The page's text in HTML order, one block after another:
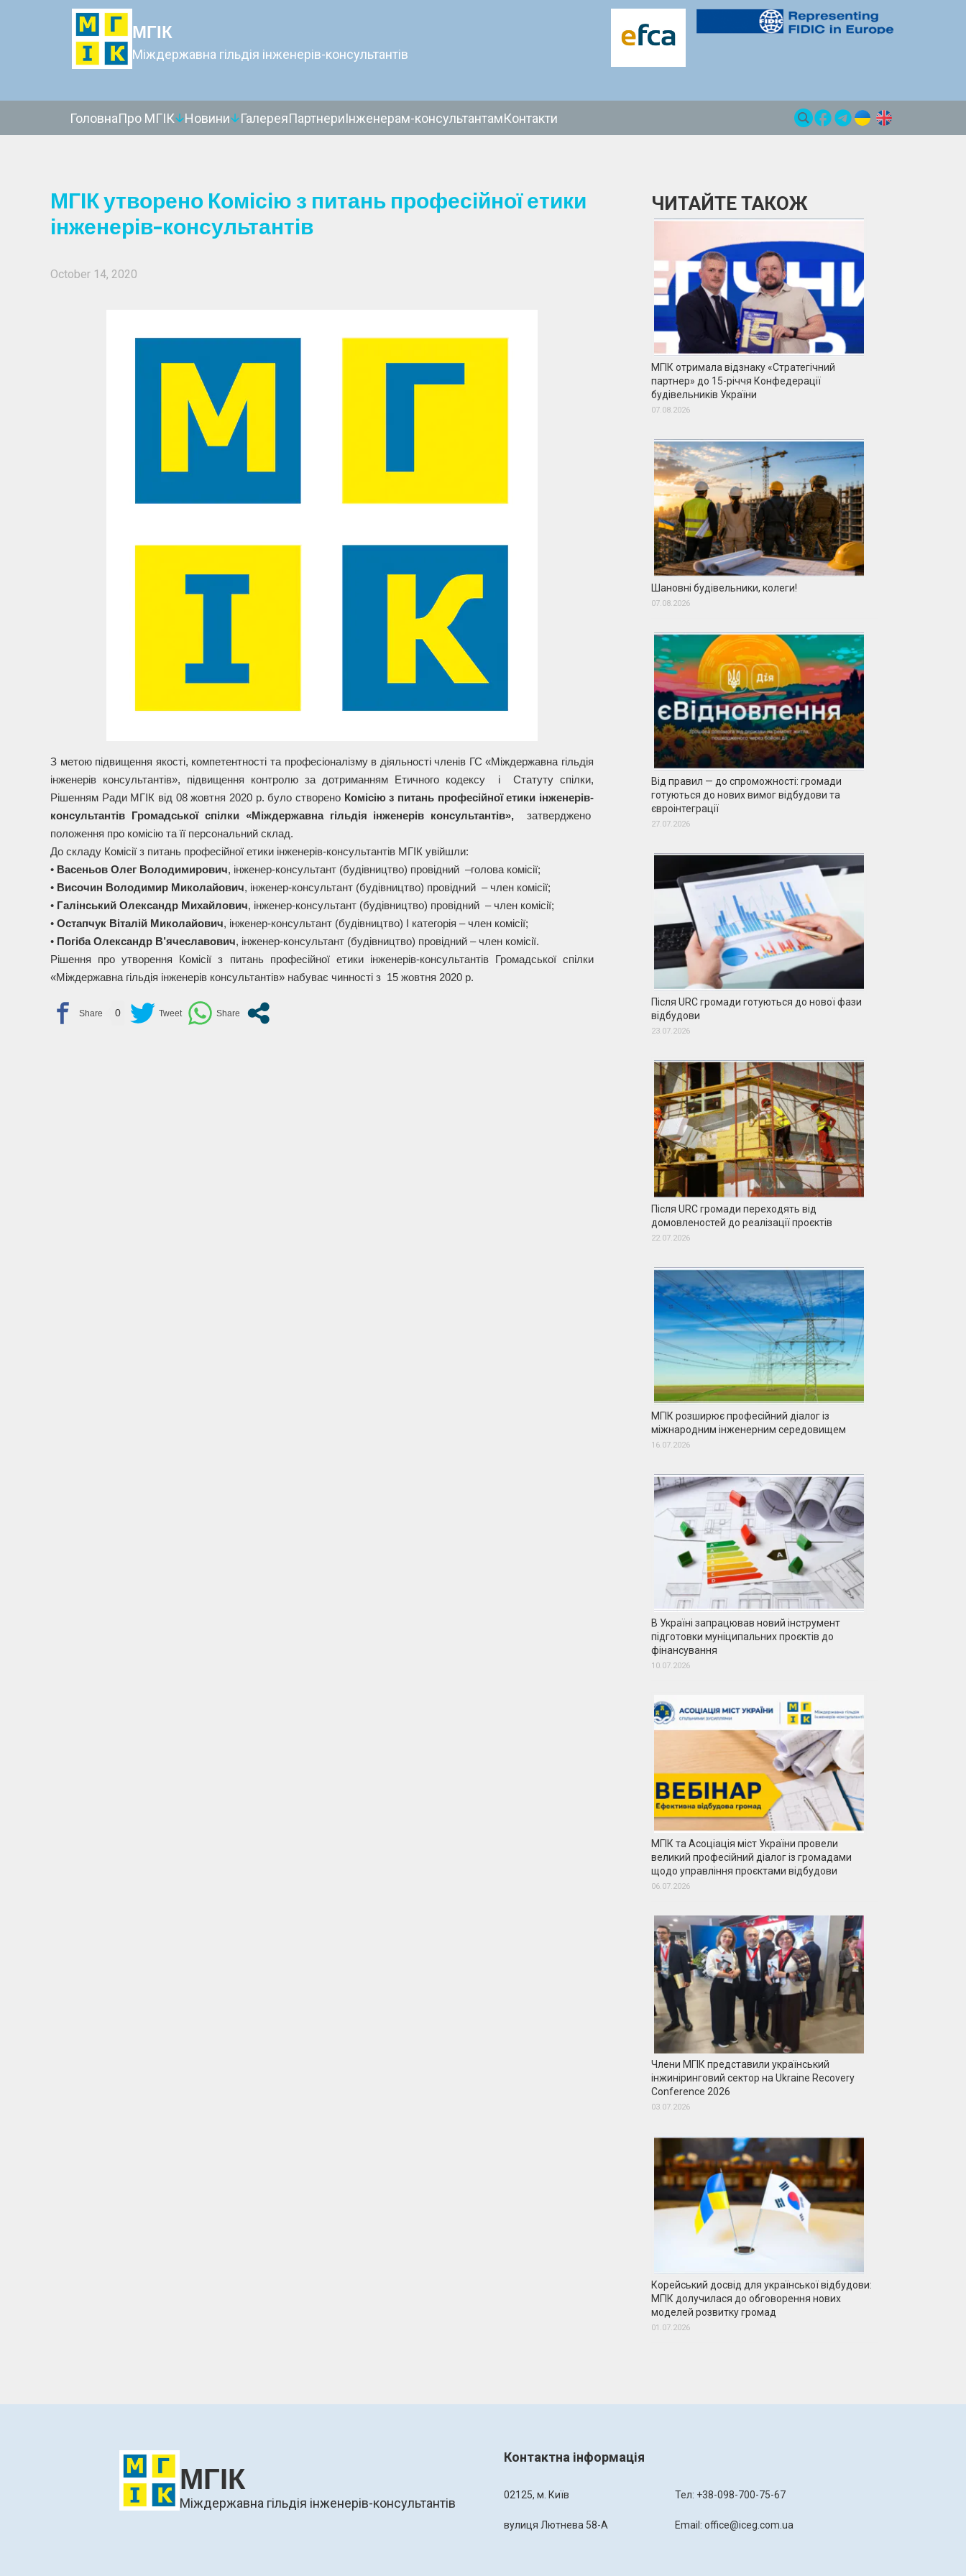
МГІК
Міждержавна гільдія інженерів-консультантів
ГоловнаПро МГІК Новини ГалереяПартнериІнженерам-консультантамКонтакти
МГІК утворено Комісію з питань професійної етики
інженерів-консультантів
October 14, 2020
З метою підвищення якості, компетентності та професіоналізму в діяльності членів ГС «Міждержавна гільдія
інженерів консультантів», підвищення контролю за дотриманням Етичного кодексу і Статуту спілки,
Рішенням Ради МГІК від 08 жовтня 2020 р. було створено Комісію з питань професійної етики інженерів-
консультантів Громадської спілки «Міждержавна гільдія інженерів консультантів»,
затверджено
положення про комісію та її персональний склад.
До складу Комісії з питань професійної етики інженерів-консультантів МГІК увійшли:
• Васеньов Олег Володимирович, інженер-консультант (будівництво) провідний –голова комісії;
• Височин Володимир Миколайович, інженер-консультант (будівництво) провідний – член комісії;
• Галінський Олександр Михайлович, інженер-консультант (будівництво) провідний – член комісії;
• Остапчук Віталій Миколайович, інженер-консультант (будівництво) І категорія – член комісії;
• Погіба Олександр В’ячеславович, інженер-консультант (будівництво) провідний – член комісії.
Рішення про утворення Комісії з питань професійної етики інженерів-консультантів Громадської спілки
«Міждержавна гільдія інженерів консультантів» набуває чинності з 15 жовтня 2020 р.
0
ЧИТАЙТЕ ТАКОЖ
МГІК отримала відзнаку «Стратегічний
партнер» до 15-річчя Конфедерації
будівельників України
07.08.2026
Шановні будівельники, колеги!
07.08.2026
Від правил — до спроможності: громади
готуються до нових вимог відбудови та
євроінтеграції
27.07.2026
Після URC громади готуються до нової фази
відбудови
23.07.2026
Після URC громади переходять від
домовленостей до реалізації проєктів
22.07.2026
МГІК розширює професійний діалог із
міжнародним інженерним середовищем
16.07.2026
В Україні запрацював новий інструмент
підготовки муніципальних проєктів до
фінансування
10.07.2026
МГІК та Асоціація міст України провели
великий професійний діалог із громадами
щодо управління проєктами відбудови
06.07.2026
Члени МГІК представили український
інжиніринговий сектор на Ukraine Recovery
Conference 2026
03.07.2026
Корейський досвід для української відбудови:
МГІК долучилася до обговорення нових
моделей розвитку громад
01.07.2026
МГІК
Міждержавна гільдія інженерів-консультантів
Контактна інформація
02125, м. Київ
вулиця Лютнева 58-А
Тел: +38-098-700-75-67
Email: office@iceg.com.ua